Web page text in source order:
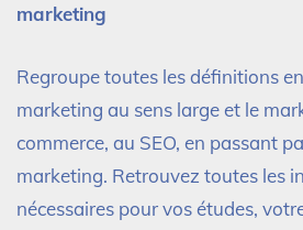
marketing
Regroupe toutes les définitions
marketing au sens large et le
commerce, au SEO, en passant
marketing. Retrouvez toutes les
nécessaires pour vos études,